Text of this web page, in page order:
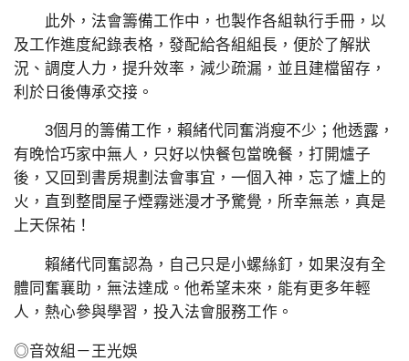
此外，法會籌備工作中，也製作各組執行手冊，以
及工作進度紀錄表格，發配給各組組長，便於了解狀
況、調度人力，提升效率，減少疏漏，並且建檔留存，
利於日後傳承交接。
3個月的籌備工作，賴緒代同奮消瘦不少；他透露，
有晚恰巧家中無人，只好以快餐包當晚餐，打開爐子
後，又回到書房規劃法會事宜，一個入神，忘了爐上的
火，直到整間屋子煙霧迷漫才予驚覺，所幸無恙，真是
上天保祐！
賴緒代同奮認為，自己只是小螺絲釘，如果沒有全
體同奮襄助，無法達成。他希望未來，能有更多年輕
人，熱心參與學習，投入法會服務工作。
◎音效組－王光娛